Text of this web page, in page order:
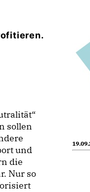
sollen
und
die
Nur so